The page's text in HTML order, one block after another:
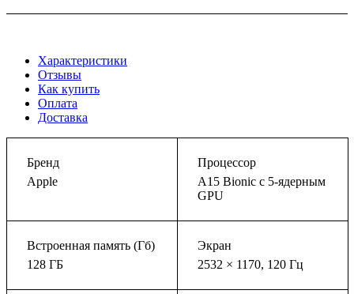
Характеристики
Отзывы
Как купить
Оплата
Доставка
Бренд
Apple
Процессор
A15 Bionic с 5-ядерным
GPU
Встроенная память (Гб)
128 ГБ
Экран
2532 × 1170, 120 Гц